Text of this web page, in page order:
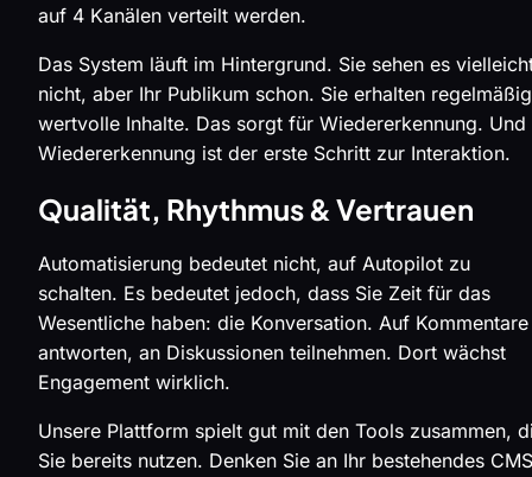
auf 4 Kanälen verteilt werden.
Das System läuft im Hintergrund. Sie sehen es
nicht, aber Ihr Publikum schon. Sie erhalten regelmäßig
wertvolle Inhalte. Das sorgt für Wiedererkennung. Und
Wiedererkennung ist der erste Schritt zur Interaktion.
Qualität, Rhythmus & Vertrauen
Automatisierung bedeutet nicht, auf Autopilot zu
schalten. Es bedeutet jedoch, dass Sie Zeit für das
Wesentliche haben: die Konversation. Auf Kommentare
antworten, an Diskussionen teilnehmen. Dort wächst
Engagement wirklich.
Unsere Plattform spielt gut mit den Tools zusammen,
Sie bereits nutzen. Denken Sie an Ihr bestehendes CMS